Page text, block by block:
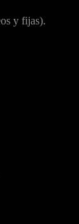
y fijas).